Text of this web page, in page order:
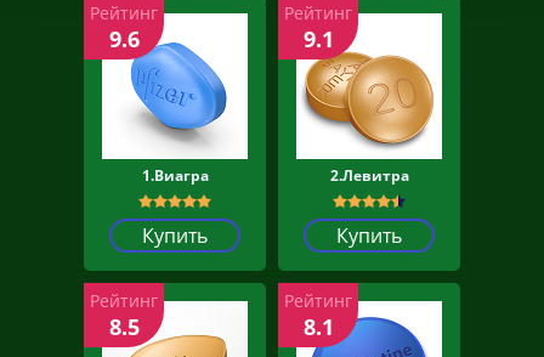
1.Виагра
Купить
Рейтинг
9.6
2.Левитра
Купить
Рейтинг
9.1
Рейтинг
8.5
Рейтинг
8.1